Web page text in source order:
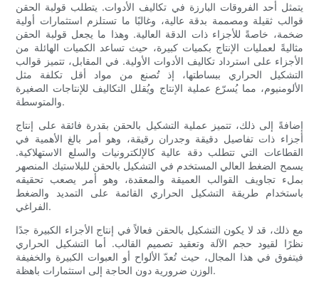
يتمثل أحد الفروقات البارزة في تكاليف الأدوات. يتطلب قولبة الحقن
قوالب ثقيلة ومصممة بدقة عالية، وغالبًا ما تستلزم استثمارات أولية
ضخمة، خاصةً للأجزاء ذات الدقة العالية. وهذا ما يجعل قولبة الحقن
مثاليةً لعمليات الإنتاج بكميات كبيرة، حيث تساعد الكميات الهائلة من
الأجزاء على استرداد تكاليف الأدوات الأولية. في المقابل، تتميز قوالب
التشكيل الحراري ببساطتها، إذ تُصنع من مواد أقل تكلفة مثل
الألومنيوم، مما يُسرّع عملية الإنتاج ويُقلل التكاليف للإنتاجات الصغيرة
والمتوسطة.
إضافةً إلى ذلك، تتميز عملية التشكيل بالحقن بقدرة فائقة على إنتاج
أجزاء ذات تفاصيل دقيقة وجدران رقيقة، وهو أمر بالغ الأهمية في
القطاعات التي تتطلب دقة عالية كالإلكترونيات والسلع الاستهلاكية.
يسمح الضغط العالي المستخدم في التشكيل بالحقن للبلاستيك المنصهر
بملء تجاويف القوالب العميقة والمعقدة، وهو أمر يصعب تحقيقه
باستخدام طريقة التشكيل الحراري القائمة على التمديد والضغط
الفراغي.
مع ذلك، قد لا يكون التشكيل بالحقن فعالاً في إنتاج الأجزاء الكبيرة جدًا
نظرًا لقيود حجم الآلة وتعقيد تصميم القالب. أما التشكيل الحراري
فيتفوق في هذا المجال، حيث تُعدّ الألواح أو العبوات الكبيرة والخفيفة
الوزن ضرورية دون الحاجة إلى استثمارات باهظة.